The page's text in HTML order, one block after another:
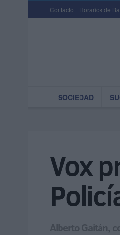
Contacto Horarios de
SOCIEDAD
Vox
Alberto Gaitán,